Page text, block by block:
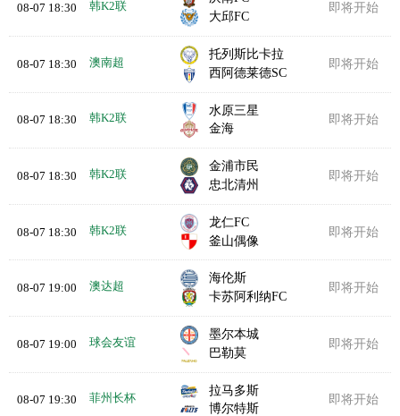
08-07 18:30 韩K2联
大邱FC
即将开始
08-07 18:30 澳南超
托列斯比卡拉
西阿德莱德SC
即将开始
08-07 18:30 韩K2联
水原三星
金海
即将开始
08-07 18:30 韩K2联
金浦市民
忠北清州
即将开始
08-07 18:30 韩K2联
龙仁FC
釜山偶像
即将开始
08-07 19:00 澳达超
海伦斯
卡苏阿利纳FC
即将开始
08-07 19:00 球会友谊
墨尔本城
巴勒莫
即将开始
08-07 19:30 菲州长杯
拉马多斯
博尔特斯
即将开始